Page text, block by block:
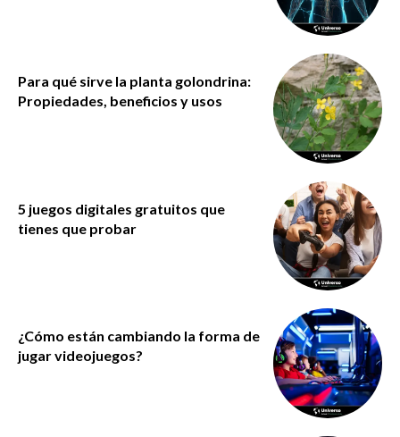
Para qué sirve la planta golondrina:
Propiedades, beneficios y usos
5 juegos digitales gratuitos que
tienes que probar
¿Cómo están cambiando la forma de
jugar videojuegos?